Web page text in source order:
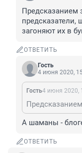
загоняют их в
ОТВЕТИТЬ
Гость
4 июня 2020,
Гость4 июня 2020,
А шаманы -
ОТВЕТИТЬ